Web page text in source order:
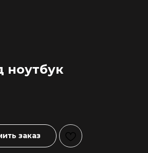
ноутбук
заказ